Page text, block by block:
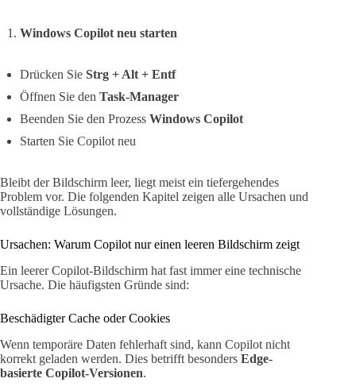
Windows Copilot neu starten
Drücken Sie Strg + Alt + Entf
Öffnen Sie den Task-Manager
Beenden Sie den Prozess Windows Copilot
Starten Sie Copilot neu
Bleibt der Bildschirm leer, liegt meist ein tiefergehendes
Problem vor. Die folgenden Kapitel zeigen alle Ursachen und
vollständige Lösungen.
Ursachen: Warum Copilot nur einen leeren Bildschirm zeigt
Ein leerer Copilot-Bildschirm hat fast immer eine technische
Ursache. Die häufigsten Gründe sind:
Beschädigter Cache oder Cookies
Wenn temporäre Daten fehlerhaft sind, kann Copilot nicht
korrekt geladen werden. Dies betrifft besonders Edge-
basierte Copilot-Versionen.